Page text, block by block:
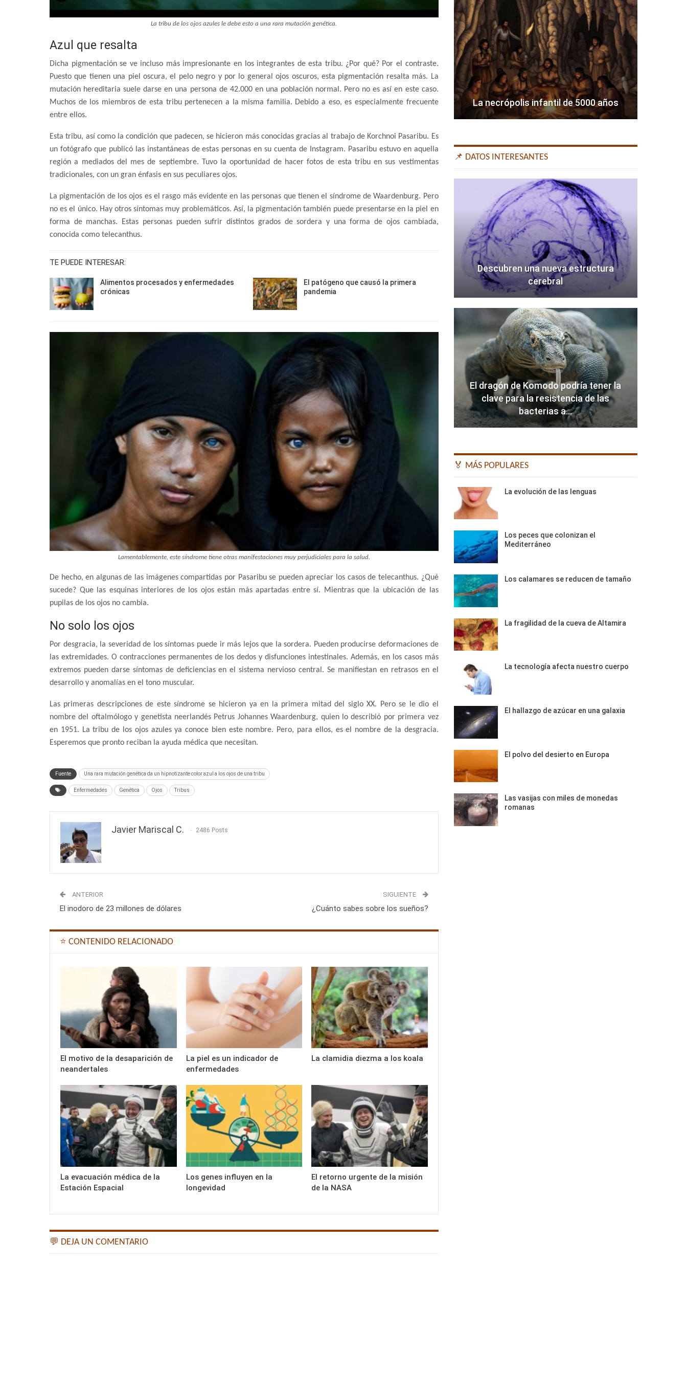
La tribu de los ojos azules le debe esto a una rara mutación genética.
Azul que resalta
Dicha pigmentación se ve incluso más impresionante en los integrantes de esta tribu. ¿Por qué? Por el contraste.
Puesto que tienen una piel oscura, el pelo negro y por lo general ojos oscuros, esta pigmentación resalta más. La
mutación hereditaria suele darse en una persona de 42.000 en una población normal. Pero no es así en este caso.
Muchos de los miembros de esta tribu pertenecen a la misma familia. Debido a eso, es especialmente frecuente
entre ellos.
Esta tribu, así como la condición que padecen, se hicieron más conocidas gracias al trabajo de Korchnoi Pasaribu. Es
un fotógrafo que publicó las instantáneas de estas personas en su cuenta de Instagram. Pasaribu estuvo en aquella
región a mediados del mes de septiembre. Tuvo la oportunidad de hacer fotos de esta tribu en sus vestimentas
tradicionales, con un gran énfasis en sus peculiares ojos.
La pigmentación de los ojos es el rasgo más evidente en las personas que tienen el síndrome de Waardenburg. Pero
no es el único. Hay otros síntomas muy problemáticos. Así, la pigmentación también puede presentarse en la piel en
forma de manchas. Estas personas pueden sufrir distintos grados de sordera y una forma de ojos cambiada,
conocida como telecanthus.
TE PUEDE INTERESAR:
Alimentos procesados y enfermedades
crónicas
El patógeno que causó la primera
pandemia
Lamentablemente, este síndrome tiene otras manifestaciones muy perjudiciales para la salud.
De hecho, en algunas de las imágenes compartidas por Pasaribu se pueden apreciar los casos de telecanthus. ¿Qué
sucede? Que las esquinas interiores de los ojos están más apartadas entre sí. Mientras que la ubicación de las
pupilas de los ojos no cambia.
No solo los ojos
Por desgracia, la severidad de los síntomas puede ir más lejos que la sordera. Pueden producirse deformaciones de
las extremidades. O contracciones permanentes de los dedos y disfunciones intestinales. Además, en los casos más
extremos pueden darse síntomas de deficiencias en el sistema nervioso central. Se manifiestan en retrasos en el
desarrollo y anomalías en el tono muscular.
Las primeras descripciones de este síndrome se hicieron ya en la primera mitad del siglo XX. Pero se le dio el
nombre del oftalmólogo y genetista neerlandés Petrus Johannes Waardenburg, quien lo describió por primera vez
en 1951. La tribu de los ojos azules ya conoce bien este nombre. Pero, para ellos, es el nombre de la desgracia.
Esperemos que pronto reciban la ayuda médica que necesitan.
Fuente Una rara mutación genética da un hipnotizante color azul a los ojos de una tribu
Enfermedades Genética Ojos Tribus
Javier Mariscal C. 2486 Posts
ANTERIOR
El inodoro de 23 millones de dólares
SIGUIENTE
¿Cuánto sabes sobre los sueños?
⭐ CONTENIDO RELACIONADO
El motivo de la desaparición de
neandertales
La piel es un indicador de
enfermedades
La clamidia diezma a los koala
La evacuación médica de la
Estación Espacial
Los genes influyen en la
longevidad
El retorno urgente de la misión
de la NASA
💬 DEJA UN COMENTARIO
La necrópolis infantil de 5000 años
📌 DATOS INTERESANTES
Descubren una nueva estructura
cerebral
El dragón de Komodo podría tener la
clave para la resistencia de las
bacterias a…
🏅 MÁS POPULARES
La evolución de las lenguas
Los peces que colonizan el
Mediterráneo
Los calamares se reducen de tamaño
La fragilidad de la cueva de Altamira
La tecnología afecta nuestro cuerpo
El hallazgo de azúcar en una galaxia
El polvo del desierto en Europa
Las vasijas con miles de monedas
romanas